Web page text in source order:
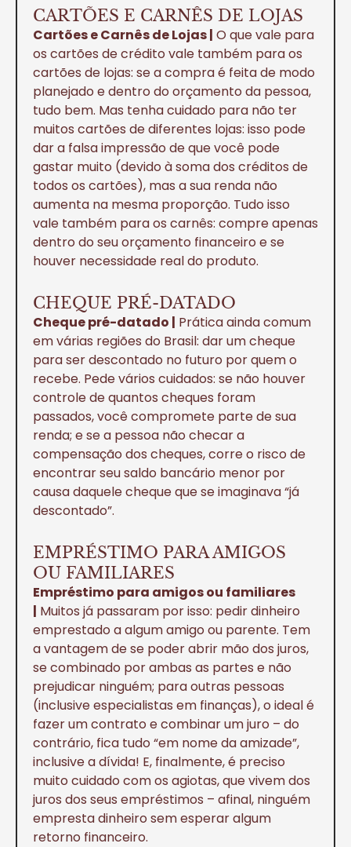
CARTÕES E CARNÊS DE LOJAS
Cartões e Carnês de Lojas | O que vale para
os cartões de crédito vale também para os
cartões de lojas: se a compra é feita de modo
planejado e dentro do orçamento da pessoa,
tudo bem. Mas tenha cuidado para não ter
muitos cartões de diferentes lojas: isso pode
dar a falsa impressão de que você pode
gastar muito (devido à soma dos créditos de
todos os cartões), mas a sua renda não
aumenta na mesma proporção. Tudo isso
vale também para os carnês: compre apenas
dentro do seu orçamento financeiro e se
houver necessidade real do produto.
CHEQUE PRÉ-DATADO
Cheque pré-datado | Prática ainda comum
em várias regiões do Brasil: dar um cheque
para ser descontado no futuro por quem o
recebe. Pede vários cuidados: se não houver
controle de quantos cheques foram
passados, você compromete parte de sua
renda; e se a pessoa não checar a
compensação dos cheques, corre o risco de
encontrar seu saldo bancário menor por
causa daquele cheque que se imaginava “já
descontado”.
EMPRÉSTIMO PARA AMIGOS
OU FAMILIARES
Empréstimo para amigos ou familiares
| Muitos já passaram por isso: pedir dinheiro
emprestado a algum amigo ou parente. Tem
a vantagem de se poder abrir mão dos juros,
se combinado por ambas as partes e não
prejudicar ninguém; para outras pessoas
(inclusive especialistas em finanças), o ideal é
fazer um contrato e combinar um juro – do
contrário, fica tudo “em nome da amizade”,
inclusive a dívida! E, finalmente, é preciso
muito cuidado com os agiotas, que vivem dos
juros dos seus empréstimos – afinal, ninguém
empresta dinheiro sem esperar algum
retorno financeiro.